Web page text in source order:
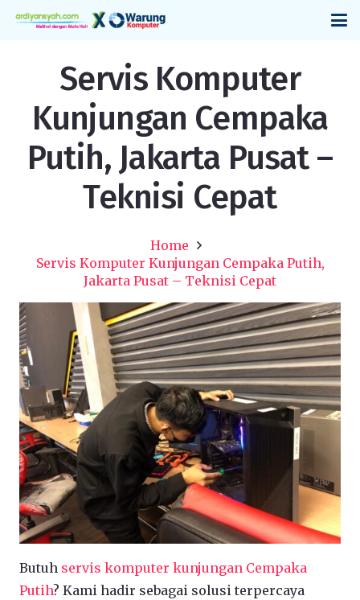
Servis Komputer
Kunjungan Cempaka
Putih, Jakarta Pusat –
Teknisi Cepat
Home
Servis Komputer Kunjungan Cempaka Putih,
Jakarta Pusat – Teknisi Cepat
Butuh servis komputer kunjungan Cempaka
Putih? Kami hadir sebagai solusi terpercaya